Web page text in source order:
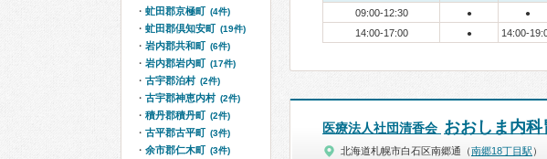
09:00-12:30 ● ●
14:00-17:00 ● 14:00-
医療法人社団清香会 おおしま内
北海道札幌市白石区南郷通（南郷18丁目駅 ）
虻田郡京極町 (4件)
虻田郡倶知安町 (19件)
岩内郡共和町 (6件)
岩内郡岩内町 (17件)
古宇郡泊村 (2件)
古宇郡神恵内村 (2件)
積丹郡積丹町 (2件)
古平郡古平町 (3件)
余市郡仁木町 (3件)